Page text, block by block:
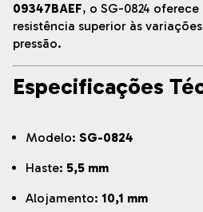
09347BAEF, o SG-0824
resistência superior às
pressão.
Especificações
Modelo: SG-0824
Haste: 5,5 mm
Alojamento: 10,1 mm